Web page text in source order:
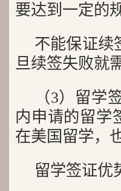
要达到一定的
不能保证续
旦续签失败就
（3）留学
内申请的留学
在美国留学，
留学签证优